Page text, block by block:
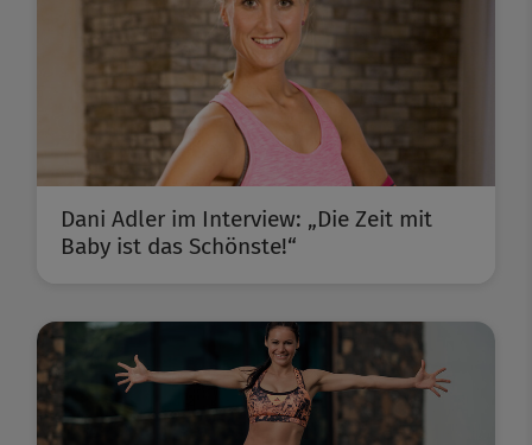
Dani Adler im Interview: „Die Zeit mit
Baby ist das Schönste!“